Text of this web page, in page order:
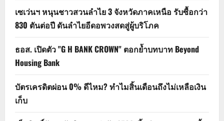
เซเว่นฯ หนุนชาวสวนลำไย 3 จังหวัดภาคเหนือ รับซื้อกว่า
830 ตันต่อปี ดันลำไยอีดอพวงสดสู่ผู้บริโภค
ธอส. เปิดตัว "G H BANK CROWN" ตอกย้ำบทบาท Beyond
Housing Bank
บัตรเครดิตผ่อน 0% ดีไหม? ทำไมสิ้นเดือนถึงไม่เหลือเงิน
เก็บ